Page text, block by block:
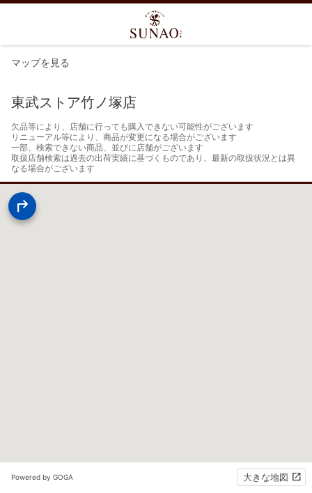
マップを見る
東武ストア竹ノ塚店
欠品等により、店舗に行っても購入できない可能性がございます
リニューアル等により、商品が変更になる場合がございます
一部、検索できない商品、並びに店舗がございます
取扱店舗検索は過去の出荷実績に基づくものであり、最新の取扱状況とは異
なる場合がございます
Powered by GOGA 大きな地図